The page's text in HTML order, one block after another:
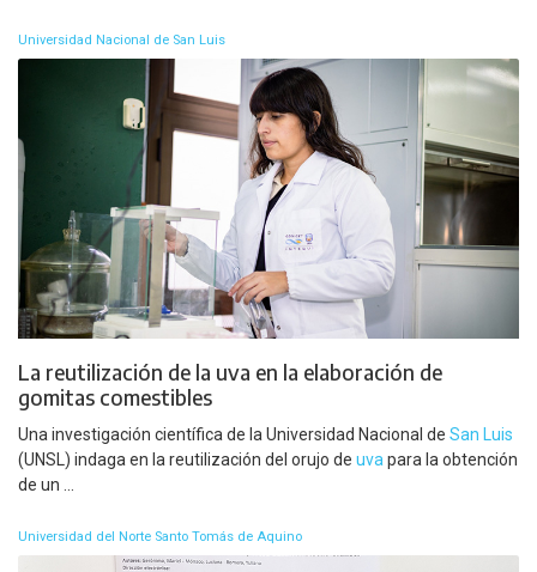
Universidad Nacional de San Luis
La reutilización de la uva en la elaboración de
gomitas comestibles
Una investigación científica de la Universidad Nacional de San Luis
(UNSL) indaga en la reutilización del orujo de uvapara la obtención
de un ...
Universidad del Norte Santo Tomás de Aquino